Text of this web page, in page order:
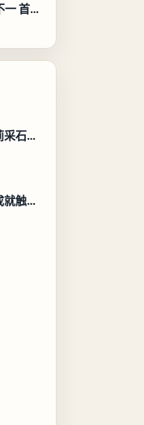
浪人崛起Steam褒贬不一 首发在线超万人
明日方舟终末地阿伯莉采石场宝箱全收集攻略，全点位分布图与路线
燕云十六声法外狂徒成就触发条件与通关攻略